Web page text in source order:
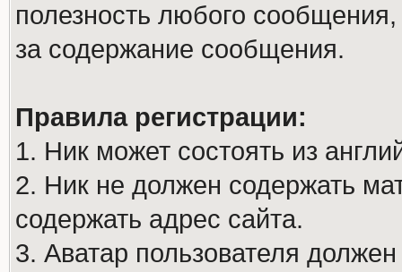
полезность любого
за содержание сообщения.
Правила регистрации:
1. Ник может состоять из
2. Ник не должен содержать
содержать адрес сайта.
3. Аватар пользователя